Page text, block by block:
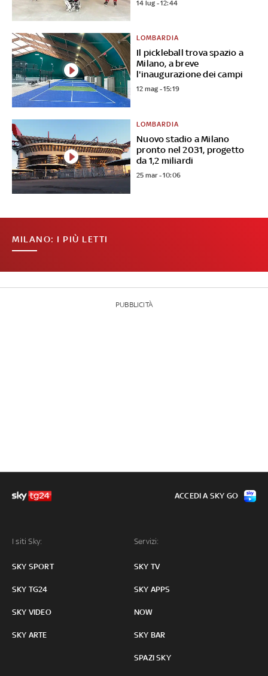
14 lug - 12:44
Il pickleball trova spazio a
Milano, a breve
l'inaugurazione dei campi
LOMBARDIA
12 mag - 15:19
Nuovo stadio a Milano
pronto nel 2031, progetto
da 1,2 miliardi
LOMBARDIA
25 mar - 10:06
MILANO: I PIÙ LETTI
PUBBLICITÀ
I siti Sky:
SKY SPORT
SKY TG24
SKY VIDEO
SKY ARTE
Servizi:
SKY TV
SKY APPS
NOW
SKY BAR
SPAZI SKY
ACCEDI A SKY GO